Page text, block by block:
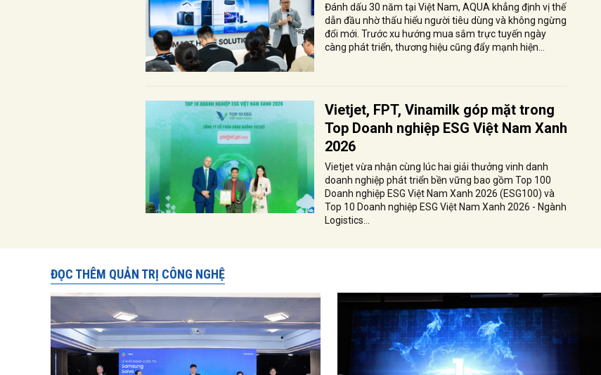
Đánh dấu 30 năm tại Việt Nam, AQUA khẳng định vị thế
dẫn đầu nhờ thấu hiểu người tiêu dùng và không ngừng
đổi mới. Trước xu hướng mua sắm trực tuyến ngày
càng phát triển, thương hiệu cũng đẩy mạnh hiện...
Vietjet, FPT, Vinamilk góp mặt trong
Top Doanh nghiệp ESG Việt Nam Xanh
2026
Vietjet vừa nhận cùng lúc hai giải thưởng vinh danh
doanh nghiệp phát triển bền vững bao gồm Top 100
Doanh nghiệp ESG Việt Nam Xanh 2026 (ESG100) và
Top 10 Doanh nghiệp ESG Việt Nam Xanh 2026 - Ngành
Logistics...
ĐỌC THÊM QUẢN TRỊ CÔNG NGHỆ